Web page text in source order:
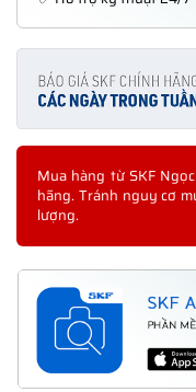
Mua hàng từ SKF
hãng. Tránh nguy cơ
lượng.